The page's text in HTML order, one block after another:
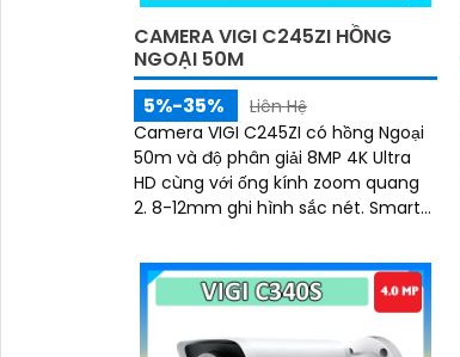
CAMERA VIGI C245ZI HỒNG
NGOẠI 50M
5%-35%
Liên Hệ
Camera VIGI C245ZI có hồng Ngoại
50m và độ phân giải 8MP 4K Ultra
HD cùng với ống kính zoom quang
2. 8-12mm ghi hình sắc nét. Smart
tích hợp thu âm chân thực